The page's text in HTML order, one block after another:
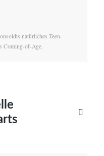
natürliches Teen-
Coming-of-Age.
